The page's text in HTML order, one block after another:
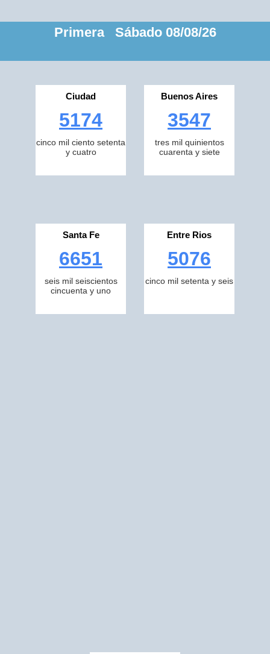
Primera Sábado 08/08/26
Ciudad
5174
cinco mil ciento setenta
y cuatro
Buenos Aires
3547
tres mil quinientos
cuarenta y siete
Santa Fe
6651
seis mil seiscientos
cincuenta y uno
Entre Rios
5076
cinco mil setenta y seis